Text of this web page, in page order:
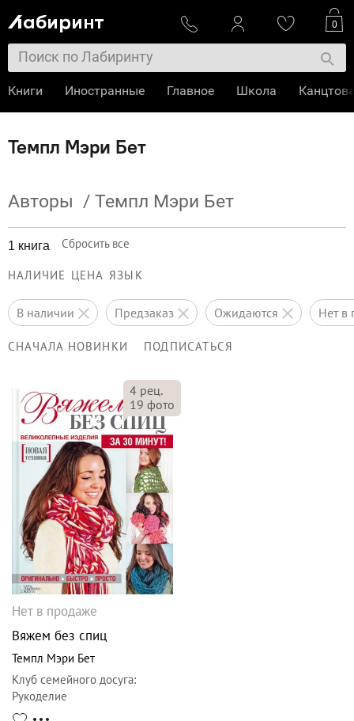
Темпл Мэри Бет
Авторы / Темпл Мэри Бет
1 книга Сбросить все
НАЛИЧИЕ ЦЕНА ЯЗЫК
в наличии предзаказ ожидаются нет
СНАЧАЛА НОВИНКИ ПОДПИСАТЬСЯ
4 рец.
19 фото
Нет в продаже
Вяжем без спиц
Темпл Мэри Бет
Клуб семейного досуга:
Рукоделие
0
Книги Иностранные Главное Школа